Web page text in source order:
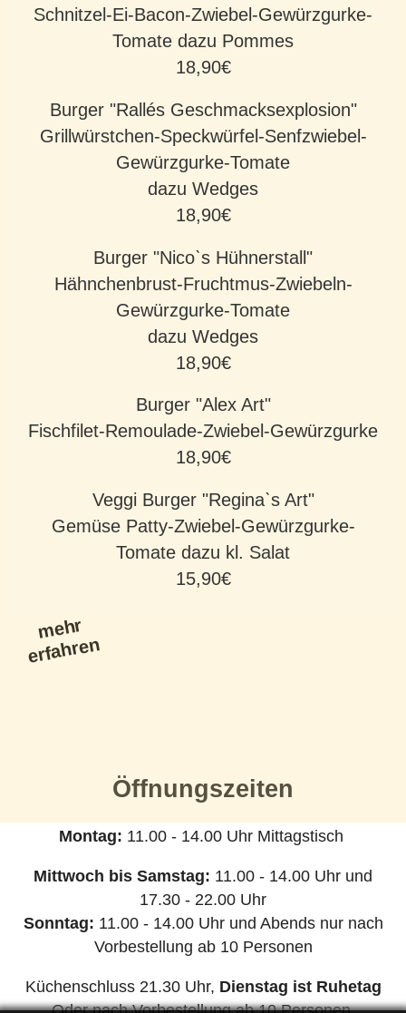
Schnitzel-Ei-Bacon-Zwiebel-Gewürzgurke-
Tomate dazu Pommes
18,90€
Burger "Rallés Geschmacksexplosion"
Grillwürstchen-Speckwürfel-Senfzwiebel-
Gewürzgurke-Tomate
dazu Wedges
18,90€
Burger "Nicoˋs Hühnerstall"
Hähnchenbrust-Fruchtmus-Zwiebeln-
Gewürzgurke-Tomate
dazu Wedges
18,90€
Burger "Alex Art"
Fischfilet-Remoulade-Zwiebel-Gewürzgurke
18,90€
Veggi Burger "Reginaˋs Art"
Gemüse Patty-Zwiebel-Gewürzgurke-
Tomate dazu kl. Salat
15,90€
me
hr
erfa
hre
n
Öffnungszeiten
Montag: 11.00 - 14.00 Uhr Mittagstisch
Mittwoch bis Samstag: 11.00 - 14.00 Uhr und
17.30 - 22.00 Uhr
Sonntag: 11.00 - 14.00 Uhr und Abends nur nach
Vorbestellung ab 10 Personen
Küchenschluss 21.30 Uhr, Dienstag ist Ruhetag